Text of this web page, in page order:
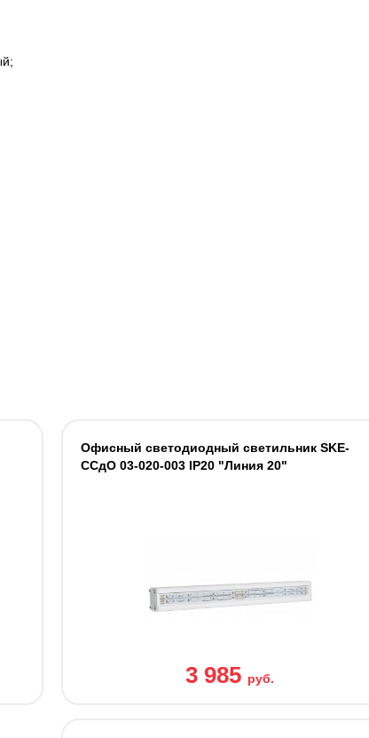
Офисный светодиодный светильник SKE-
ССдО 03-020-003 IP20 "Линия 20"
3 985 руб.